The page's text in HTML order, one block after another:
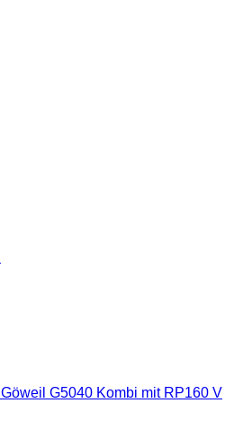
Göweil G5040 Kombi mit RP160 V